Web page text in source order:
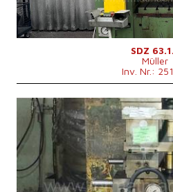
SDZ
Müller
Inv. Nr.:
Baujahr:
0
Presskraft
100
Die Abmessungen des Desktop
Stößelabmessungen
Hauptmotorleistung
15
Maschinenabmessungen L x B x H
Maschinengewicht